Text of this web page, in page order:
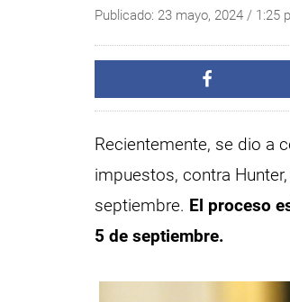
Publicado: 23 mayo, 2024 / 1:25
Recientemente, se dio a
impuestos, contra
septiembre. El proceso
5 de septiembre.